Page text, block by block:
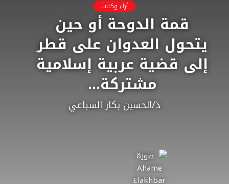
أراء وكتاب
قمة الدوحة أو حين
يتحول العدوان على قطر
إلى قضية عربية إسلامية
مشتركة…
ذ/الحسين بكار السباعي